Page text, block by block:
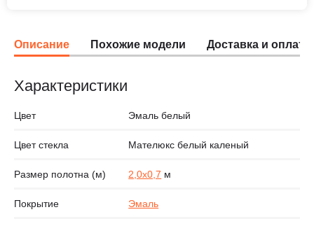
Описание Похожие модели Доставка и оплата
Характеристики
Цвет Эмаль белый
Цвет стекла Мателюкс белый каленый
Размер полотна (м) 2,0х0,7 м
Покрытие Эмаль